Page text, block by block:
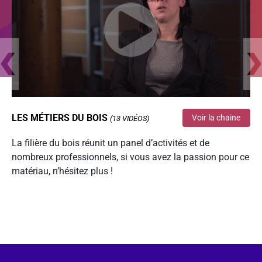
LES MÉTIERS DU BOIS (13 VIDÉOS) Voir la chaine
La filière du bois réunit un panel d’activités et de
nombreux professionnels, si vous avez la passion pour ce
matériau, n’hésitez plus !